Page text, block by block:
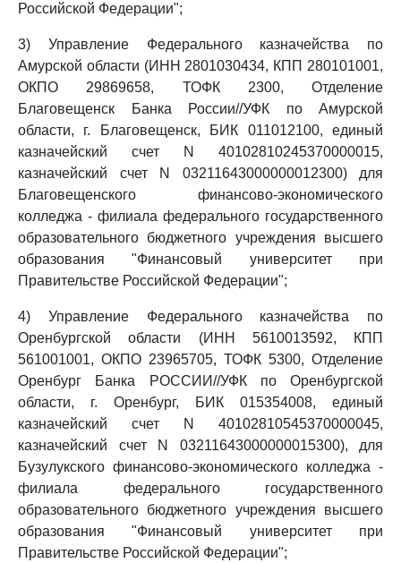
Российской Федерации";
3) Управление Федерального казначейства по
Амурской области (ИНН 2801030434, КПП 280101001,
ОКПО 29869658, ТОФК 2300, Отделение
Благовещенск Банка России//УФК по Амурской
области, г. Благовещенск, БИК 011012100, единый
казначейский счет N 40102810245370000015,
казначейский счет N 03211643000000012300) для
Благовещенского финансово-экономического
колледжа - филиала федерального государственного
образовательного бюджетного учреждения высшего
образования "Финансовый университет при
Правительстве Российской Федерации";
4) Управление Федерального казначейства по
Оренбургской области (ИНН 5610013592, КПП
561001001, ОКПО 23965705, ТОФК 5300, Отделение
Оренбург Банка РОССИИ//УФК по Оренбургской
области, г. Оренбург, БИК 015354008, единый
казначейский счет N 40102810545370000045,
казначейский счет N 03211643000000015300), для
Бузулукского финансово-экономического колледжа -
филиала федерального государственного
образовательного бюджетного учреждения высшего
образования "Финансовый университет при
Правительстве Российской Федерации";